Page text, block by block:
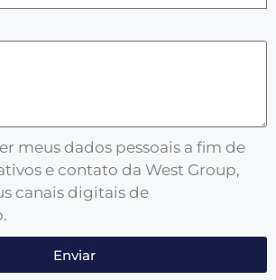
meus dados pessoais a fim de
e contato da West Group,
canais digitais de
Enviar